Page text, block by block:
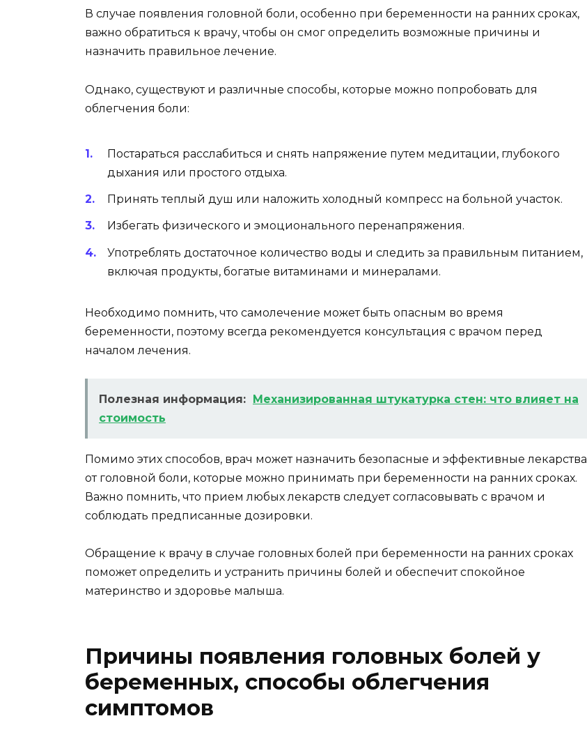
В случае появления головной боли, особенно при беременности на ранних сроках,
важно обратиться к врачу, чтобы он смог определить возможные причины и
назначить правильное лечение.
Однако, существуют и различные способы, которые можно попробовать для
облегчения боли:
Постараться расслабиться и снять напряжение путем медитации, глубокого
дыхания или простого отдыха.
Принять теплый душ или наложить холодный компресс на больной участок.
Избегать физического и эмоционального перенапряжения.
Употреблять достаточное количество воды и следить за правильным питанием,
включая продукты, богатые витаминами и минералами.
Необходимо помнить, что самолечение может быть опасным во время
беременности, поэтому всегда рекомендуется консультация с врачом перед
началом лечения.
Полезная информация: Механизированная штукатурка стен: что влияет на
стоимость
Помимо этих способов, врач может назначить безопасные и эффективные лекарства
от головной боли, которые можно принимать при беременности на ранних сроках.
Важно помнить, что прием любых лекарств следует согласовывать с врачом и
соблюдать предписанные дозировки.
Обращение к врачу в случае головных болей при беременности на ранних сроках
поможет определить и устранить причины болей и обеспечит спокойное
материнство и здоровье малыша.
Причины появления головных болей у
беременных, способы облегчения
симптомов